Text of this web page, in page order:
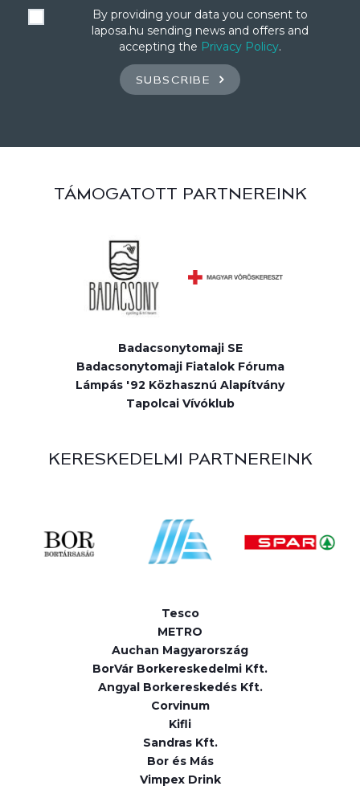
By providing your data you consent to
laposa.hu sending news and offers and
accepting the Privacy Policy.
SUBSCRIBE
TÁMOGATOTT PARTNEREINK
Badacsonytomaji SE
Badacsonytomaji Fiatalok Fóruma
Lámpás '92 Közhasznú Alapítvány
Tapolcai Vívóklub
KERESKEDELMI PARTNEREINK
Tesco
METRO
Auchan Magyarország
BorVár Borkereskedelmi Kft.
Angyal Borkereskedés Kft.
Corvinum
Kifli
Sandras Kft.
Bor és Más
Vimpex Drink